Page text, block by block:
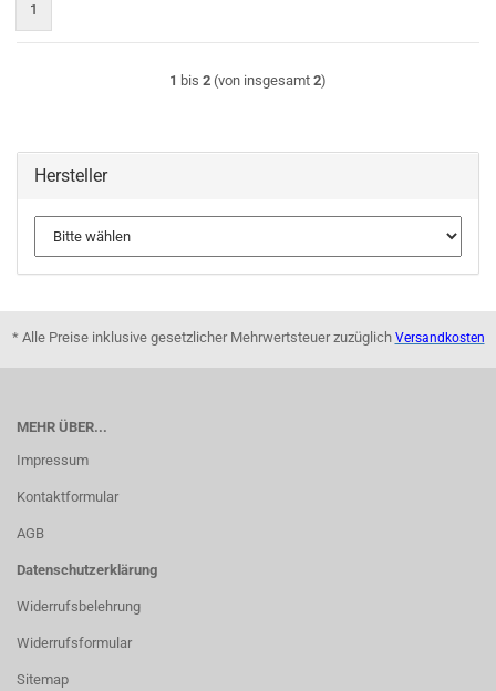
1
1 bis 2 (von insgesamt 2)
Hersteller
* Alle Preise inklusive gesetzlicher Mehrwertsteuer zuzüglich Versandkosten
MEHR ÜBER...
Impressum
Kontaktformular
AGB
Datenschutzerklärung
Widerrufsbelehrung
Widerrufsformular
Sitemap